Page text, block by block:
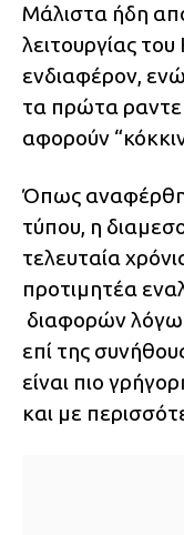
Μάλιστα ήδη
λειτουργίας
ενδιαφέρον,
τα πρώτα
αφορούν
Όπως
τύπου, η
τελευταία
προτιμητέα
διαφορών
επί της
είναι πιο
και με